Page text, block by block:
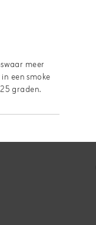
meer
een smoke
graden.